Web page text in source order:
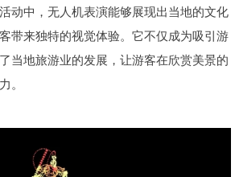
动中，无人机表演能够展现出当地的文化
带来独特的视觉体验。它不仅成为吸引游
当地旅游业的发展，让游客在欣赏美景的
。